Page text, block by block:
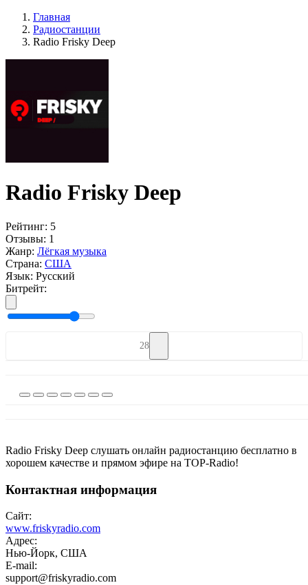
Главная
Радиостанции
Radio Frisky Deep
Radio Frisky Deep
Рейтинг: 5
Отзывы: 1
Жанр: Лёгкая музыка
Страна: США
Язык: Русский
Битрейт:
28
Radio Frisky Deep слушать онлайн радиостанцию бесплатно в
хорошем качестве и прямом эфире на TOP-Radio!
Контактная информация
Сайт:
www.friskyradio.com
Адрес:
Нью-Йорк, США
E-mail:
support@friskyradio.com